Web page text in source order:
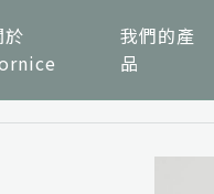
於
我們的產
品